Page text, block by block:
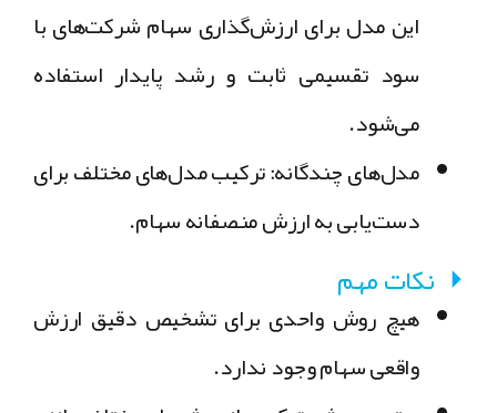
این مدل برای ارزش‌گذاری سهام شرکت‌های با
سود تقسیمی ثابت و رشد پایدار استفاده
می‌شود.
مدل‌های چندگانه:ترکیب مدل‌های مختلف برای
دست‌یابی به ارزش منصفانه سهام.
نکات مهم
هیچ روش واحدی برای تشخیص دقیق ارزش
واقعی سهام وجود ندارد.